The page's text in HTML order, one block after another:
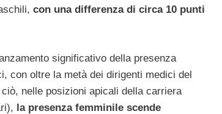
con una differenza di circa 10 punti
significativo della presenza
con oltre la metà dei dirigenti medici del
nelle posizioni apicali della carriera
la presenza femminile scende